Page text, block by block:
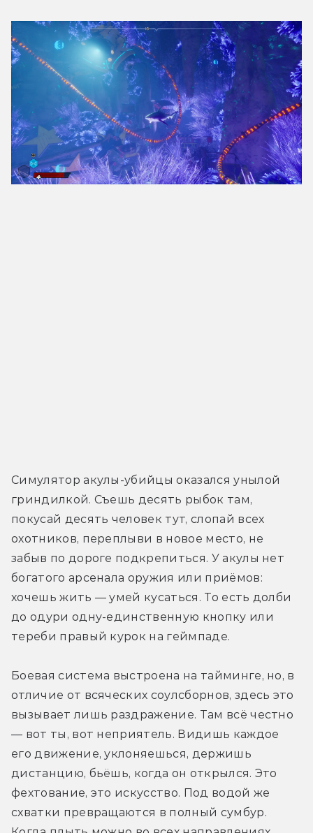
Симулятор акулы-убийцы оказался унылой
гриндилкой. Съешь десять рыбок там,
покусай десять человек тут, слопай всех
охотников, переплыви в новое место, не
забыв по дороге подкрепиться. У акулы нет
богатого арсенала оружия или приёмов:
хочешь жить — умей кусаться. То есть долби
до одури одну-единственную кнопку или
тереби правый курок на геймпаде.
Боевая система выстроена на тайминге, но, в
отличие от всяческих соулсборнов, здесь это
вызывает лишь раздражение. Там всё честно
— вот ты, вот неприятель. Видишь каждое
его движение, уклоняешься, держишь
дистанцию, бьёшь, когда он открылся. Это
фехтование, это искусство. Под водой же
схватки превращаются в полный сумбур.